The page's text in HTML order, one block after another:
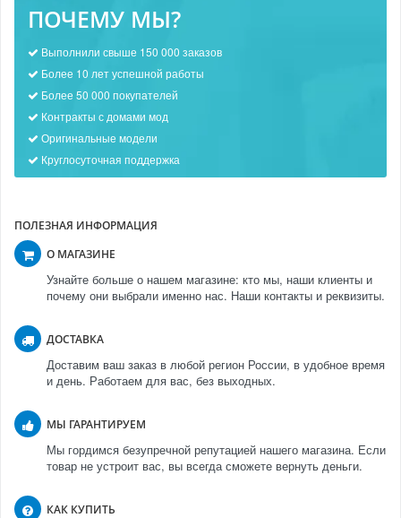
ПОЧЕМУ МЫ?
Выполнили свыше 150 000 заказов
Более 10 лет успешной работы
Более 50 000 покупателей
Контракты с домами мод
Оригинальные модели
Круглосуточная поддержка
ПОЛЕЗНАЯ ИНФОРМАЦИЯ
О МАГАЗИНЕ
Узнайте больше о нашем магазине: кто мы, наши клиенты и
почему они выбрали именно нас. Наши контакты и реквизиты.
ДОСТАВКА
Доставим ваш заказ в любой регион России, в удобное время
и день. Работаем для вас, без выходных.
МЫ ГАРАНТИРУЕМ
Мы гордимся безупречной репутацией нашего магазина. Если
товар не устроит вас, вы всегда сможете вернуть деньги.
КАК КУПИТЬ